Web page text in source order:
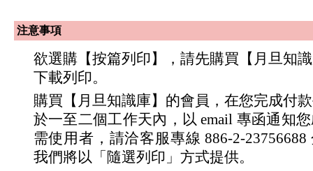
注意事項
欲選購【按篇列印】，請先購買【月旦知
下載列印。
購買【月旦知識庫】的會員，在您完成付
於一至二個工作天內，以 email 專函通知
需使用者，請洽客服專線 886-2-23756688
我們將以「隨選列印」方式提供。